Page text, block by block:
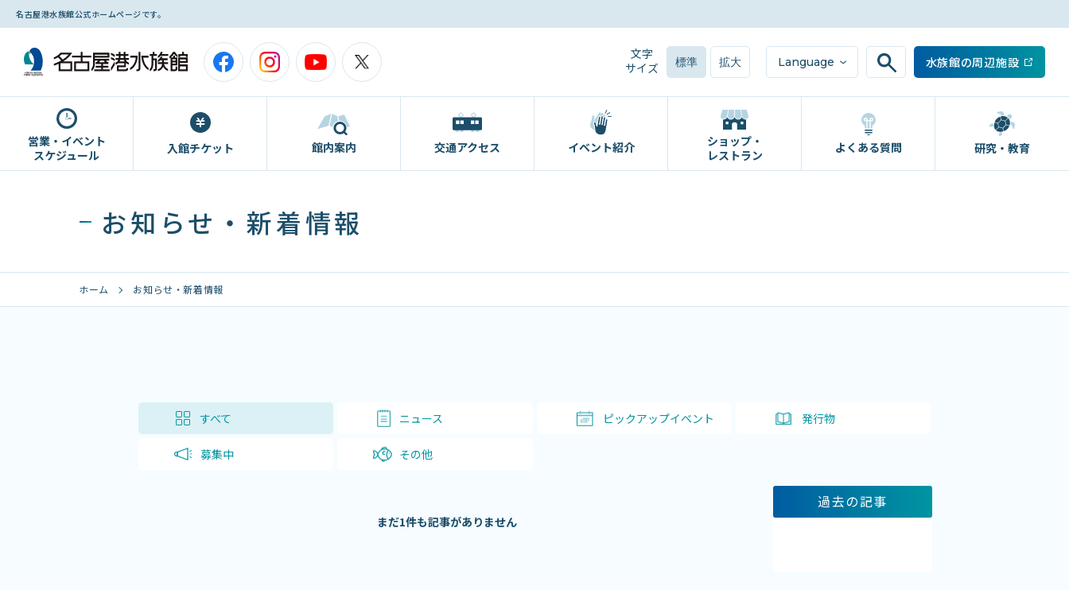
名古屋港水族館公式ホームページです。
文字
サイズ
標準 拡大 Language 水族館の周辺施設
営業・イベント
スケジュール
入館チケット 館内案内 交通アクセス イベント紹介
ショップ・
レストラン
よくある質問 研究・教育
お知らせ・新着情報
ホーム お知らせ・新着情報
すべて ニュース ピックアップイベント 発行物
募集中 その他
まだ1件も記事がありません
過去の記事